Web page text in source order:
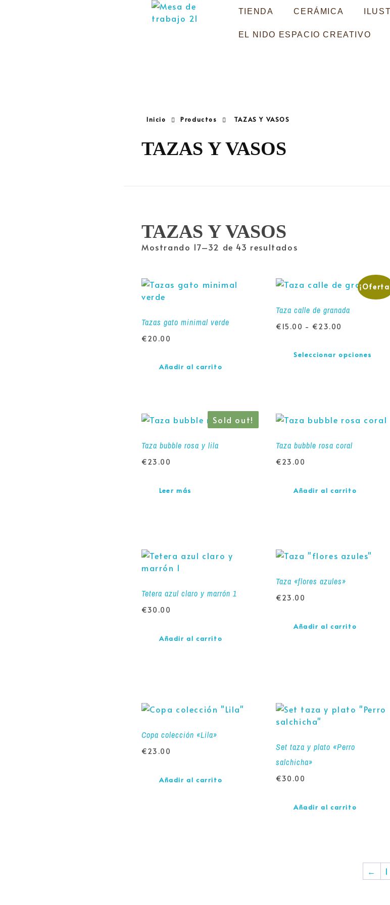
TIENDA CERÁMICA
EL NIDO ESPACIO CREATIVO
Inicio Productos TAZAS Y VASOS
TAZAS Y VASOS
TAZAS Y VASOS
Mostrando 17–32 de 43 resultados
Tazas gato minimal verde
€20.00
Añadir al carrito
Taza calle de granada
€ 15.00 - €23.00
Seleccionar opciones
Sold out!
Taza bubble rosa y lila
€23.00
Leer más
Taza bubble rosa coral
€23.00
Añadir al carrito
Tetera azul claro y marrón 1
€30.00
Añadir al carrito
Taza «flores azules»
€23.00
Añadir al carrito
Copa colección «Lila»
€23.00
Añadir al carrito
Set taza y plato «Perro
salchicha»
€30.00
Añadir al carrito
← 1